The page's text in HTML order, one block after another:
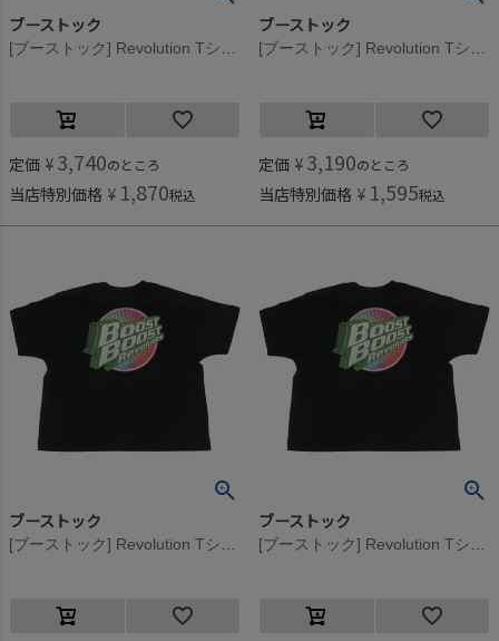
ブーストック
定価 ¥ 3,740のところ
当店特別価格 ¥ 1,870税込
ブーストック
定価 ¥ 3,190のところ
当店特別価格 ¥ 1,595税込
ブーストック ブーストック